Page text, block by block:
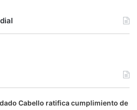
b
e
g
r
r
a
k
Cabello ratifica cumplimiento de